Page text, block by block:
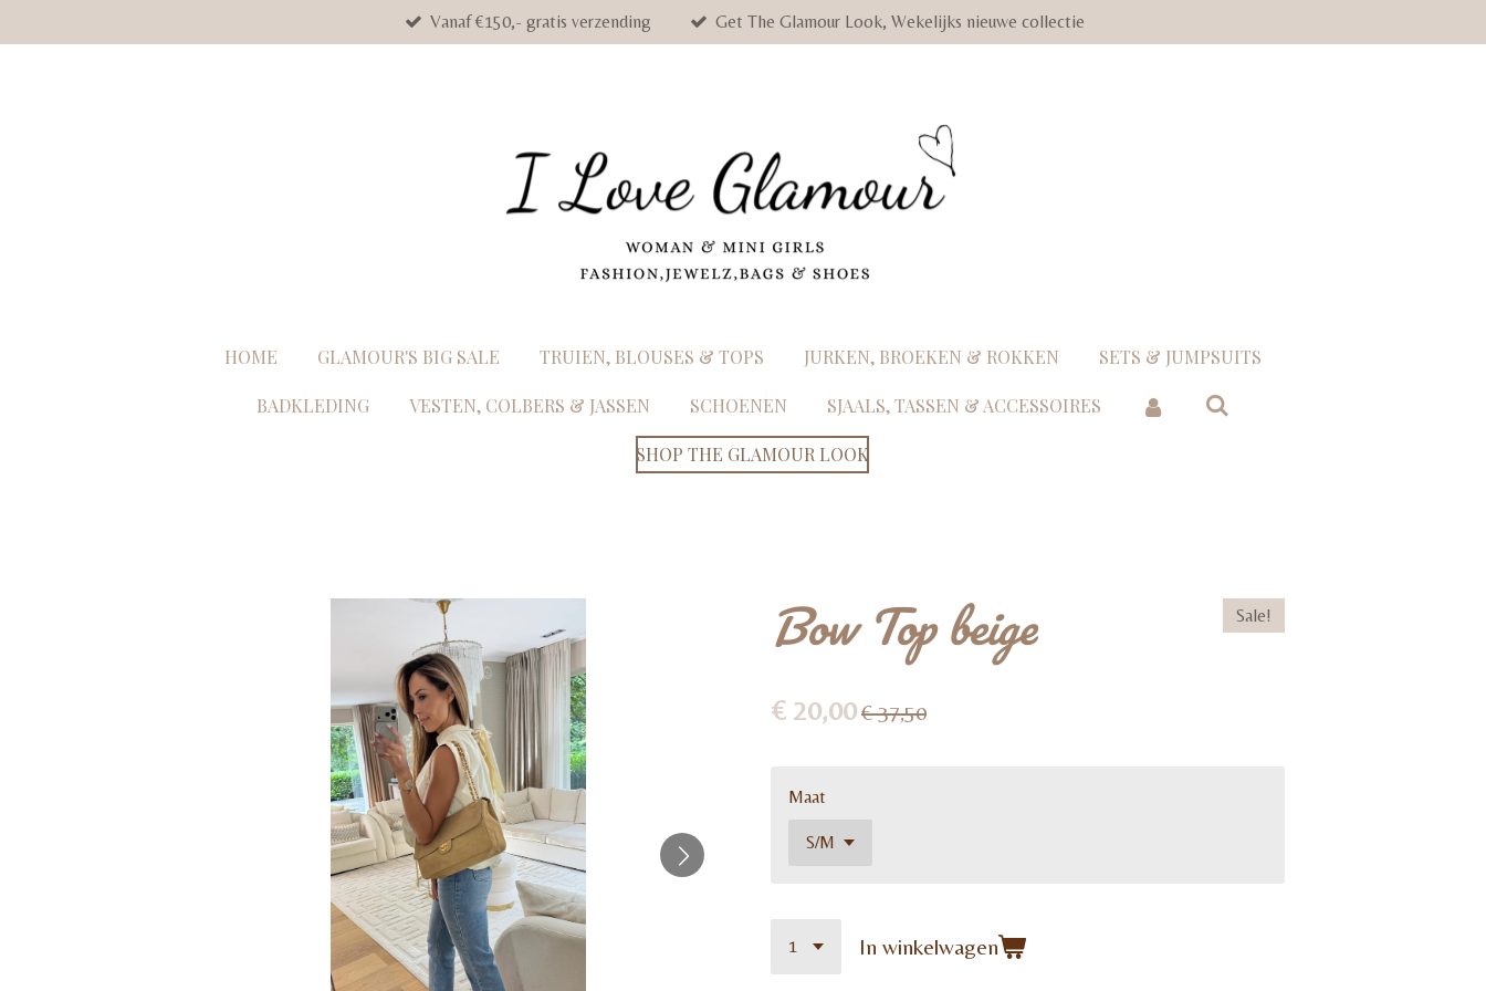
direct
Vanaf €150,- gratis verzending Get The Glamour Look, Wekelijks nieuwe collectie
HOME GLAMOUR'S BIG SALE TRUIEN, BLOUSES & TOPS JURKEN, BROEKEN & ROKKEN SETS & JUMPSUITS
BADKLEDING VESTEN, COLBERS & JASSEN SCHOENEN SJAALS, TASSEN & ACCESSOIRES
SHOP THE GLAMOUR LOOK
Bow Top beige Sale!
€ 20,00€ 37,50
Maat
In winkelwagen